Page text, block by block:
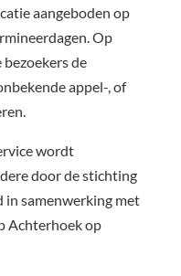
aangeboden op
Op
de
appel-, of
wordt
door de stichting
in samenwerking met
Achterhoek op